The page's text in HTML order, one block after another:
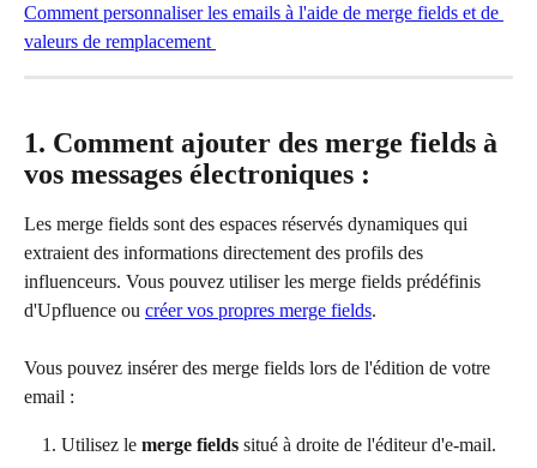
Comment personnaliser les emails à l'aide de merge fields et de
valeurs de remplacement
1. Comment ajouter des merge fields à
vos messages électroniques :
Les merge fields sont des espaces réservés dynamiques qui
extraient des informations directement des profils des
influenceurs. Vous pouvez utiliser les merge fields prédéfinis
d'Upfluence ou créer vos propres merge fields.
Vous pouvez insérer des merge fields lors de l'édition de votre
email :
Utilisez le merge fields situé à droite de l'éditeur d'e-mail.